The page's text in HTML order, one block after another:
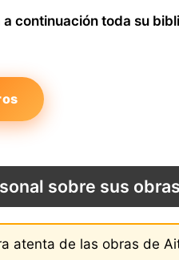
continuación toda su
sobre sus obras
atenta de las obras de